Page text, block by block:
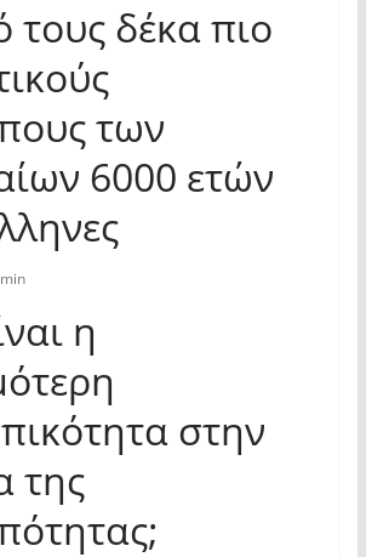
τους δέκα πιο
των
6000 ετών
η
στην
της